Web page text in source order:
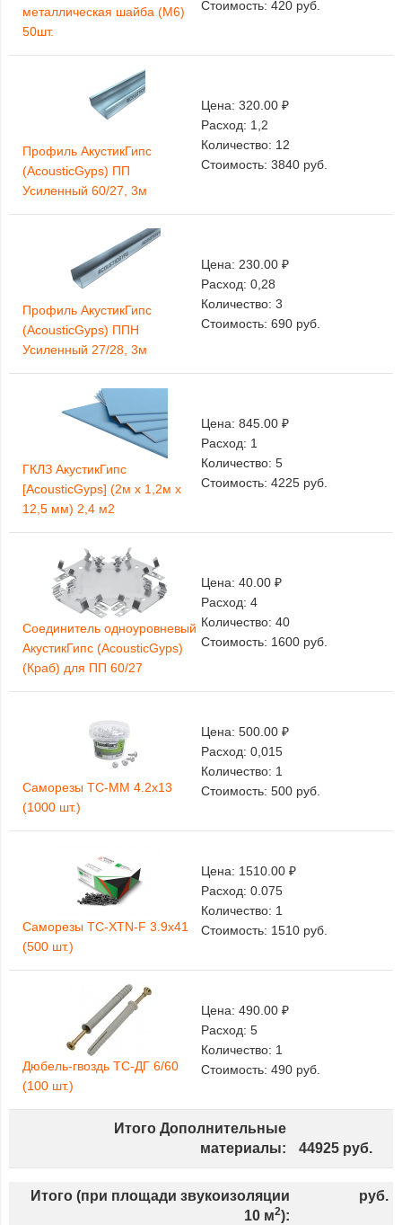
металлическая шайба (М6)
50шт.
Стоимость: 420 руб.
Профиль АкустикГипс
(AcousticGyps) ПП
Усиленный 60/27, 3м
Цена: 320.00 ₽
Расход: 1,2
Количество: 12
Стоимость: 3840 руб.
Профиль АкустикГипс
(AcousticGyps) ППН
Усиленный 27/28, 3м
Цена: 230.00 ₽
Расход: 0,28
Количество: 3
Стоимость: 690 руб.
ГКЛЗ АкустикГипс
[AcousticGyps] (2м х 1,2м х
12,5 мм) 2,4 м2
Цена: 845.00 ₽
Расход: 1
Количество: 5
Стоимость: 4225 руб.
Соединитель одноуровневый
АкустикГипс (AcousticGyps)
(Краб) для ПП 60/27
Цена: 40.00 ₽
Расход: 4
Количество: 40
Стоимость: 1600 руб.
Саморезы ТС-ММ 4.2х13
(1000 шт.)
Цена: 500.00 ₽
Расход: 0,015
Количество: 1
Стоимость: 500 руб.
Саморезы ТС-XTN-F 3.9х41
(500 шт.)
Цена: 1510.00 ₽
Расход: 0.075
Количество: 1
Стоимость: 1510 руб.
Дюбель-гвоздь ТС-ДГ 6/60
(100 шт.)
Цена: 490.00 ₽
Расход: 5
Количество: 1
Стоимость: 490 руб.
Итого Дополнительные
материалы:
44925 руб.
Итого (при площади звукоизоляции
10 м2):
руб.